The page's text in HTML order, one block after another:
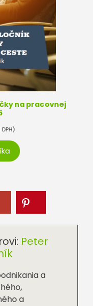
na pracovnej
DPH)
Peter
a
a